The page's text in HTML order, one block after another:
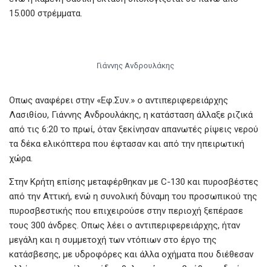
15.000 στρέμματα.
Γιάννης Ανδρουλάκης
Οπως αναφέρει στην «Εφ.Συν.» ο αντιπεριφερειάρχης
Λασιθίου, Γιάννης Ανδρουλάκης, η κατάσταση άλλαξε ριζικά
από τις 6:20 το πρωί, όταν ξεκίνησαν απανωτές ρίψεις νερού
τα δέκα ελικόπτερα που έφτασαν και από την ηπειρωτική
χώρα.
Στην Κρήτη επίσης μεταφέρθηκαν με C-130 και πυροσβέστες
από την Αττική, ενώ η συνολική δύναμη του προσωπικού της
πυροσβεστικής που επιχειρούσε στην περιοχή ξεπέρασε
τους 300 άνδρες. Οπως λέει ο αντιπεριφερειάρχης, ήταν
μεγάλη και η συμμετοχή των ντόπιων στο έργο της
κατάσβεσης, με υδροφόρες και άλλα οχήματα που διέθεσαν